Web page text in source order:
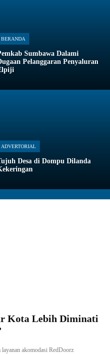
BERANDA
Sumbawa Dalami
Pelanggaran Penyaluran
ADVERTORIAL
Desa di Dompu Dilanda
Kota Lebih Diminati
akomodasi RedDoorz